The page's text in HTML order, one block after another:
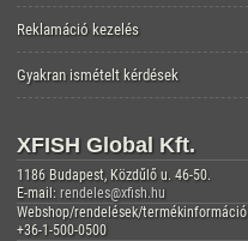
Reklamáció kezelés
Gyakran ismételt kérdések
XFISH Global Kft.
1186 Budapest, Közdűlő u. 46-50.
E-mail: rendeles@xfish.hu
Webshop/rendelések/termékinformáció
+36-1-500-0500